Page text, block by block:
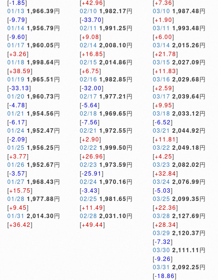
[-1.85]
01/13 1,966.39円
[-9.79]
01/14 1,956.79円
[-9.60]
01/17 1,960.05円
[+3.26]
01/18 1,998.64円
[+38.59]
01/19 1,965.51 円
[-33.13]
01/20 1,960.73円
[-4.78]
01/21 1,954.56円
[-6.17]
01/24 1,952.47円
[-2.09]
01/25 1,956.25円
[+3.77]
01/26 1,952.67円
[-3.57]
01/27 1,968.43円
[+15.75]
01/28 1,977.88円
[+9.45]
01/31 2,014.30円
[+36.42]
[+42.96]
02/10 1,982.17円
[-33.70]
02/11 1,991.25円
[+9.08]
02/14 2,008.10円
[+16.85]
02/15 2,014.86円
[+6.75]
02/16 1,982.85円
[-32.00]
02/17 1,977.21 円
[-5.64]
02/18 1,969.65円
[-7.56]
02/21 1,972.55円
[+2.90]
02/22 1,999.50円
[+26.96]
02/23 1,973.59円
[-25.91]
02/24 1,970.16円
[-3.43]
02/25 1,981.65円
[+11.49]
02/28 2,031.10円
[+49.44]
[+7.36]
03/10 1,987.48円
[+1.90]
03/11 1,993.48円
[+6.00]
03/14 2,015.26円
[+21.78]
03/15 2,027.09円
[+11.83]
03/16 2,029.68円
[+2.59]
03/17 2,039.64円
[+9.95]
03/18 2,033.12円
[-6.52]
03/21 2,044.92円
[+11.81]
03/22 2,049.18円
[+4.25]
03/23 2,082.02円
[+32.84]
03/24 2,076.99円
[-5.03]
03/25 2,099.35円
[+22.36]
03/28 2,127.69円
[+28.34]
03/29 2,120.37円
[-7.32]
03/30 2,111.11 円
[-9.26]
03/31 2,092.25円
[-18.86]